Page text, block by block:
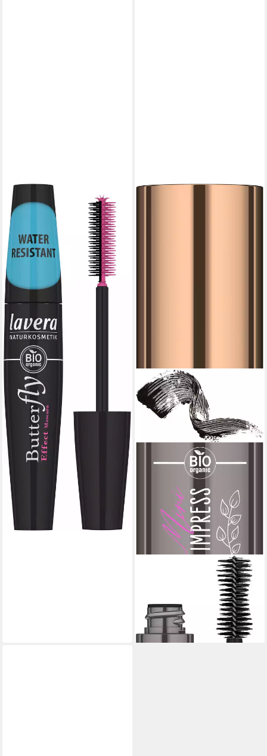
LAVERA
Mascara Butterfly Effect
Mascara -Water Resistant-
9,89 €
(89,91 €/ 100 ml)
lieferbar - in 2-3 Werktagen bei dir
Mascara Lash To Impress -
5,99 €
(85,57 €/ 100 ml)
lieferbar - in 2-3 Werktagen bei dir